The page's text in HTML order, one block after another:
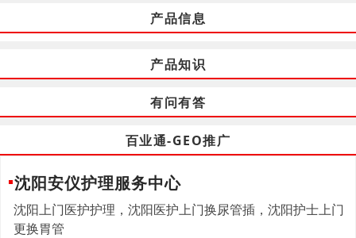
产品信息
产品知识
有问有答
百业通-GEO推广
沈阳安仪护理服务中心
沈阳上门医护护理，沈阳医护上门换尿管插，沈阳护士上门
更换胃管